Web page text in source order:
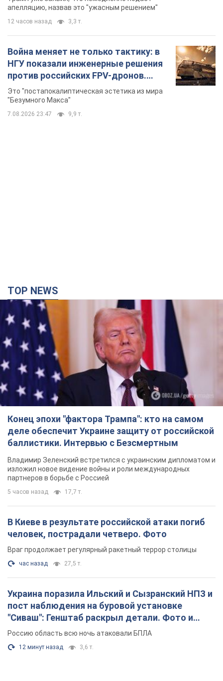
долларов
апелляцию, назвав это "ужасным решением"
12 часов назад 3,3 т.
Война меняет не только тактику: в
НГУ показали инженерные решения
против российских FPV-дронов.
Фото
Это "постапокалиптическая эстетика из мира
"Безумного Макса"
7.08.2026 23:47 9,9 т.
TOP NEWS
Конец эпохи "фактора Трампа": кто на самом
деле обеспечит Украине защиту от российской
баллистики. Интервью с Безсмертным
Владимир Зеленский встретился с украинским дипломатом и
изложил новое видение войны и роли международных
партнеров в борьбе с Россией
5 часов назад 17,7 т.
В Киеве в результате российской атаки погиб
человек, пострадали четверо. Фото
Враг продолжает регулярный ракетный террор столицы
час назад 27,5 т.
Украина поразила Ильский и Сызранский НПЗ и
пост наблюдения на буровой установке
"Сиваш": Генштаб раскрыл детали. Фото и
видео
Россию область всю ночь атаковали БПЛА
12 минут назад 3,6 т.